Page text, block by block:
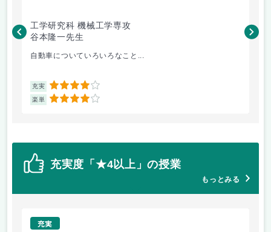
工学研究科 機械工学専攻
谷本隆一先生
自動車についていろいろなこと...
充実 4
楽単 4
松
充実度「★4以上」の授業
もっとみる
充実